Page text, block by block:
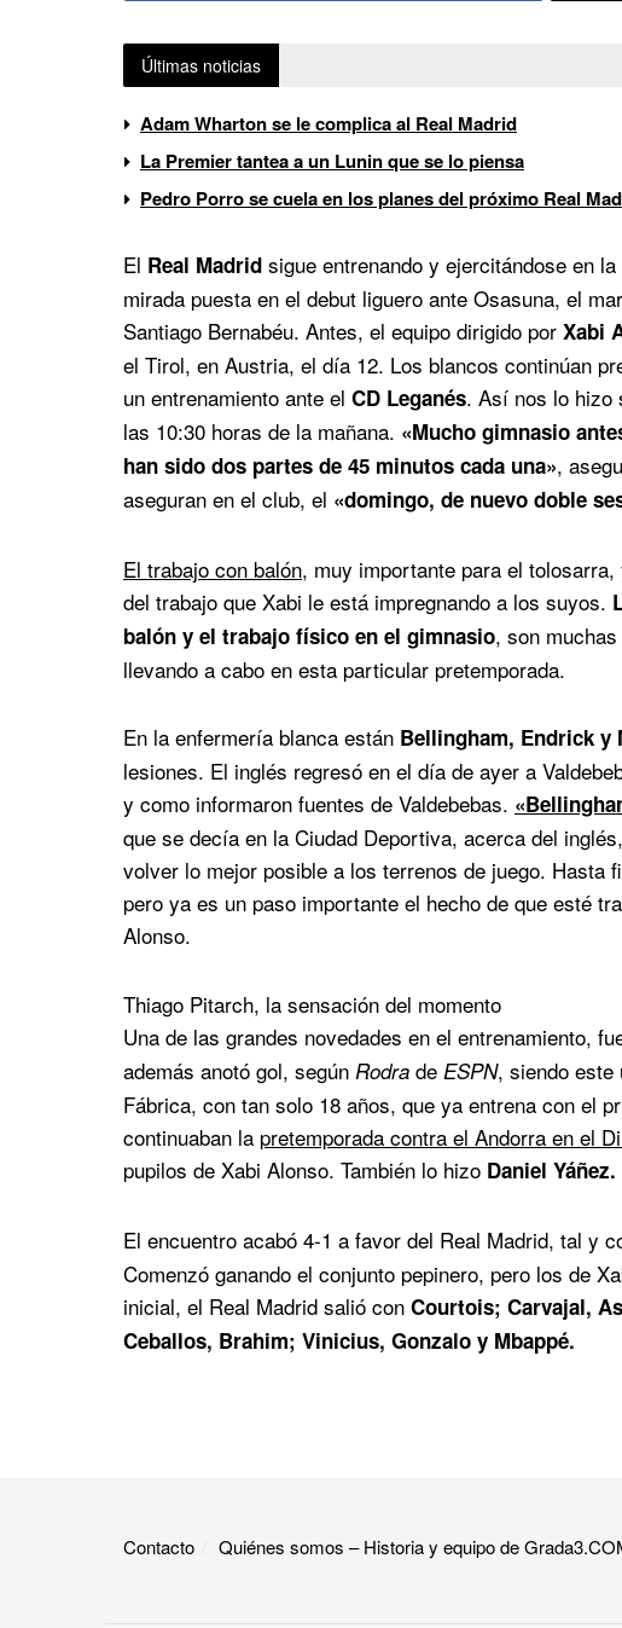
Últimas noticias
Adam Wharton se le complica al Real Madrid
La Premier tantea a un Lunin que se lo piensa
Pedro Porro se cuela en los planes del próximo Real
El Real Madrid sigue entrenando y ejercitándose en la
mirada puesta en el debut liguero ante Osasuna, el
Santiago Bernabéu. Antes, el equipo dirigido por Xabi
el Tirol, en Austria, el día 12. Los blancos continúan
un entrenamiento ante el CD Leganés. Así nos lo hizo
las 10:30 horas de la mañana. «Mucho gimnasio
han sido dos partes de 45 minutos cada una»,
aseguran en el club, el «domingo, de nuevo doble
El trabajo con balón, muy importante para el
del trabajo que Xabi le está impregnando a los suyos.
balón y el trabajo físico en el gimnasio, son
llevando a cabo en esta particular pretemporada.
En la enfermería blanca están Bellingham, Endrick y
lesiones. El inglés regresó en el día de ayer a
y como informaron fuentes de Valdebebas.
que se decía en la Ciudad Deportiva, acerca del
volver lo mejor posible a los terrenos de juego. Hasta
pero ya es un paso importante el hecho de que esté
Alonso.
Thiago Pitarch, la sensación del momento
Una de las grandes novedades en el entrenamiento,
además anotó gol, según Rodra de ESPN, siendo este
Fábrica, con tan solo 18 años, que ya entrena con el
continuaban la pretemporada contra el Andorra en el
pupilos de Xabi Alonso. También lo hizo Daniel Yáñez.
El encuentro acabó 4-1 a favor del Real Madrid, tal y
Comenzó ganando el conjunto pepinero, pero los de
inicial, el Real Madrid salió con Courtois; Carvajal,
Ceballos, Brahim; Vinicius, Gonzalo y Mbappé.
Contacto Quiénes somos – Historia y equipo de